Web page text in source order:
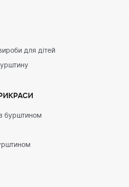
для дітей
бурштином